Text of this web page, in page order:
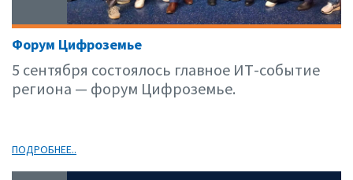
Форум Цифроземье
5 сентября состоялось главное ИТ-событие
региона — форум Цифроземье.
ПОДРОБНЕЕ..